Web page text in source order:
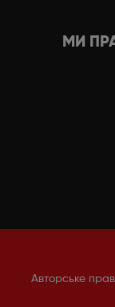
МИ
Авторське